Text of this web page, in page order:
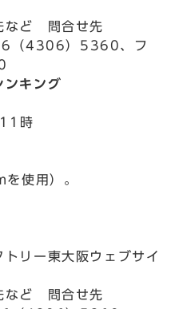
など 問合せ先
（4306）5360、フ
ンキング
時
使用）。
リー東大阪ウェブサイ
など 問合せ先